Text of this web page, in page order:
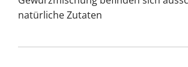
natürliche Zutaten